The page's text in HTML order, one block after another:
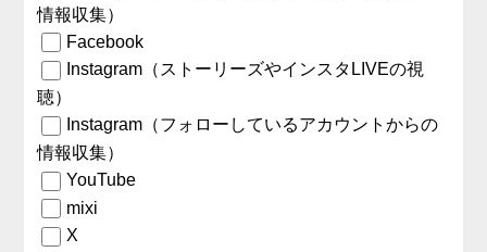
情報収集）
Facebook
Instagram（ストーリーズやインスタLIVEの視
聴）
Instagram（フォローしているアカウントからの
情報収集）
YouTube
mixi
X